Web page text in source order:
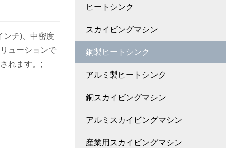
ンチ)、中密度
ューションで
れます。;
ヒートシンク
スカイビングマシン
銅製ヒートシンク
アルミ製ヒートシンク
銅スカイビングマシン
アルミスカイビングマシン
産業用スカイビングマシン